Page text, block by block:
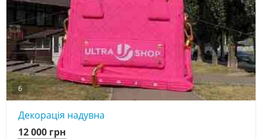
6
Декорація надувна
12 000 грн